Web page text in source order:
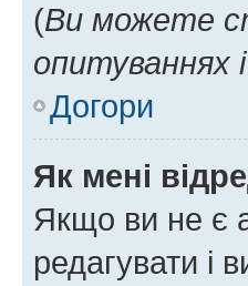
(Ви можете
опитуваннях
Догори
Як мені
Якщо ви не є
редагувати і